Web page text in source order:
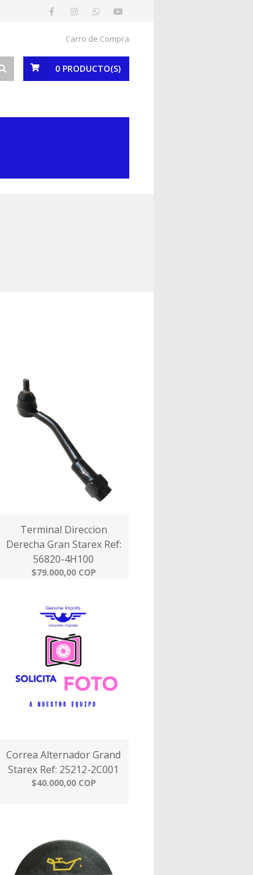
Carro de Compra
0 PRODUCTO(S)
Terminal Direccion
Derecha Gran Starex Ref:
56820-4H100
$79.000,00 COP
Correa Alternador Grand
Starex Ref: 25212-2C001
$40.000,00 COP